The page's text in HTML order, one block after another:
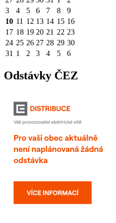
3
4 5 6 7 8
9
10 11 12 13 14 15 16
17 18 19 20 21 22 23
24 25 26 27 28 29 30
31 1 2 3 4 5 6
Odstávky ČEZ